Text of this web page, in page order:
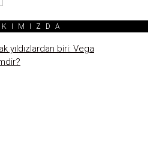
yıldızlardan biri: Vega